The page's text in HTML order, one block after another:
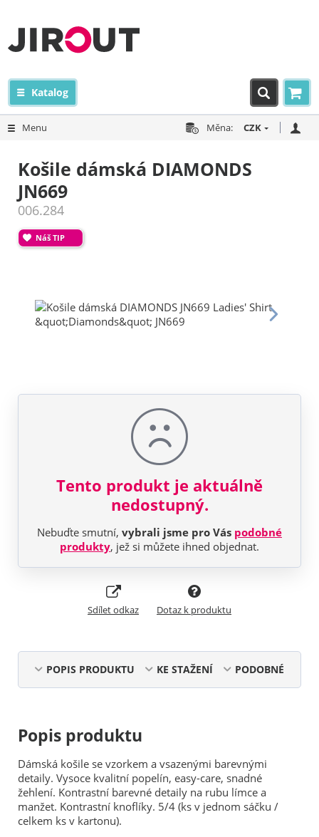
Katalog
Menu Měna: CZK
Košile dámská DIAMONDS
JN669
006.284
Náš TIP
Tento produkt je aktuálně
nedostupný.
Nebuďte smutní, vybrali jsme pro Vás podobné
produkty, jež si můžete ihned objednat.
Sdílet odkaz Dotaz k produktu
POPIS PRODUKTU KE STAŽENÍ PODOBNÉ
Popis produktu
Dámská košile se vzorkem a vsazenými barevnými
detaily. Vysoce kvalitní popelín, easy-care, snadné
žehlení. Kontrastní barevné detaily na rubu límce a
manžet. Kontrastní knoflíky. 5/4 (ks v jednom sáčku /
celkem ks v kartonu).